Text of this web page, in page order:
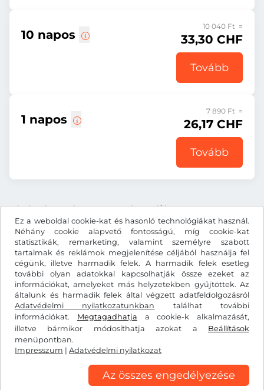
Ez a weboldal cookie-kat és hasonló technológiákat használ.
Néhány cookie alapvető fontosságú, míg cookie-kat
statisztikák, remarketing, valamint személyre szabott
tartalmak és reklámok megjelenítése céljából használja fel
cégünk, illetve harmadik felek. A harmadik felek esetleg
további olyan adatokkal kapcsolhatják össze ezeket az
információkat, amelyeket más helyzetekben gyűjtöttek. Az
általunk és harmadik felek által végzett adatfeldolgozásról
Adatvédelmi nyilatkozatunkban találhat további
információkat. Megtagadhatja a cookie-k alkalmazását,
illetve bármikor módosíthatja azokat a Beállítások
menüpontban.
Impresszum | Adatvédelmi nyilatkozat
Az összes engedélyezése
10 napos
10 040 Ft =
33,30 CHF
Tovább
1 napos
7 890 Ft =
26,17 CHF
Tovább
Minden ár tartalmazza a törvényes áfát.
CHF
Facebook Instagram
Általános szerződési feltételek/elállási jog
Adatvédelmi nyilatkozat
Cookie-beállítások